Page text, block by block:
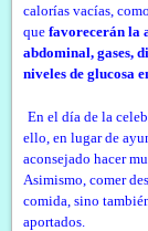
calorías vacías,
que favorecerán la
abdominal, gases,
niveles de glucosa
En el día de la
ello, en lugar de
aconsejado hacer
Asimismo, comer
comida, sino
aportados.